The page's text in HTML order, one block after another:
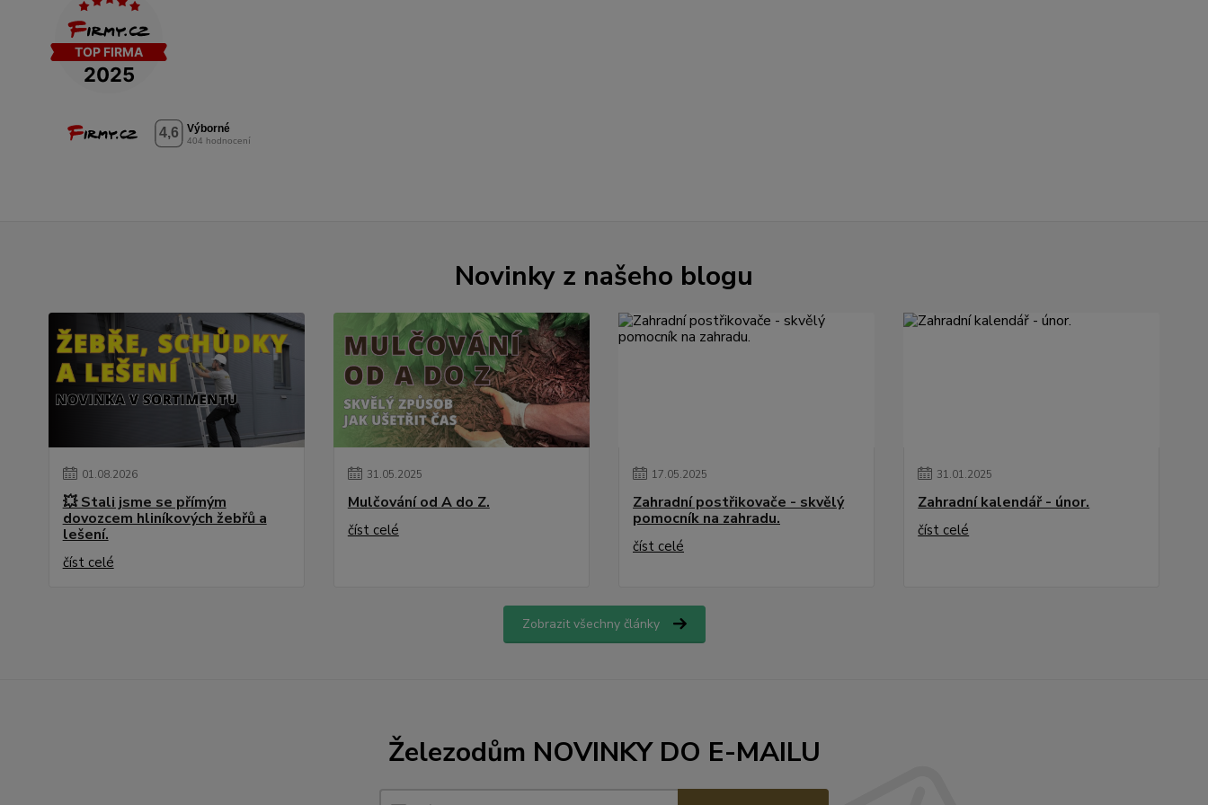
Novinky z našeho blogu
01.08.2026
💥 Stali jsme se přímým
dovozcem hliníkových žebřů a
lešení.
číst celé
31.05.2025
Mulčování od A do Z.
číst celé
17.05.2025
Zahradní postřikovače - skvělý
pomocník na zahradu.
číst celé
31.01.2025
Zahradní kalendář - únor.
číst celé
Zobrazit všechny články
Železodům NOVINKY DO E-MAILU